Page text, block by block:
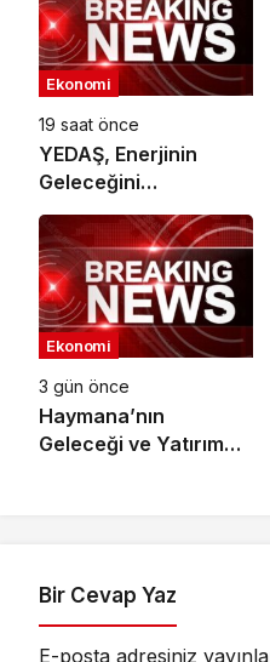
Ekonomi
19 saat önce
YEDAŞ, Enerjinin
Geleceğini
Şekillendirecek Genç
Yetenekleri Arıyor
Ekonomi
3 gün önce
Haymana’nın
Geleceği ve Yatırım
Bir Cevap Yaz
E-posta adresiniz